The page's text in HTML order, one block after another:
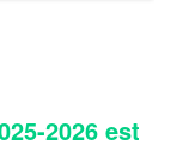
2026 est